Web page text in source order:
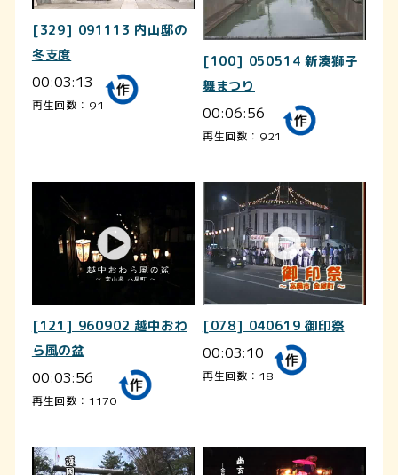
[329] 091113 内山邸の
冬支度
00:03:13
再生回数：91
[100] 050514 新湊獅子
舞まつり
00:06:56
再生回数：921
[121] 960902 越中おわ
ら風の盆
00:03:56
再生回数：1170
[078] 040619 御印祭
00:03:10
再生回数：18